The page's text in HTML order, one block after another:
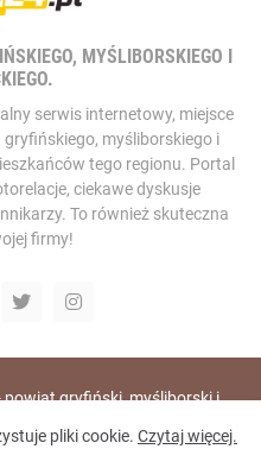
MYŚLIBORSKIEGO I
serwis internetowy, miejsce
myśliborskiego i
tego regionu. Portal
ciekawe dyskusje
To również skuteczna
firmy!
powiat gryfiński, myśliborski i
pliki cookie. Czytaj więcej.